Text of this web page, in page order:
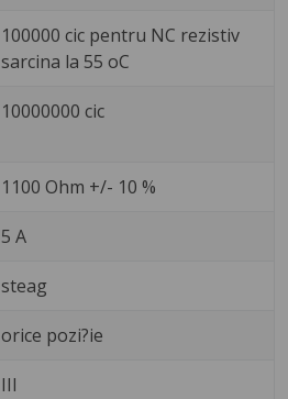
100000 cic pentru NC rezistiv
sarcina la 55 oC
10000000 cic
1100 Ohm +/- 10 %
5 A
steag
orice pozi?ie
III